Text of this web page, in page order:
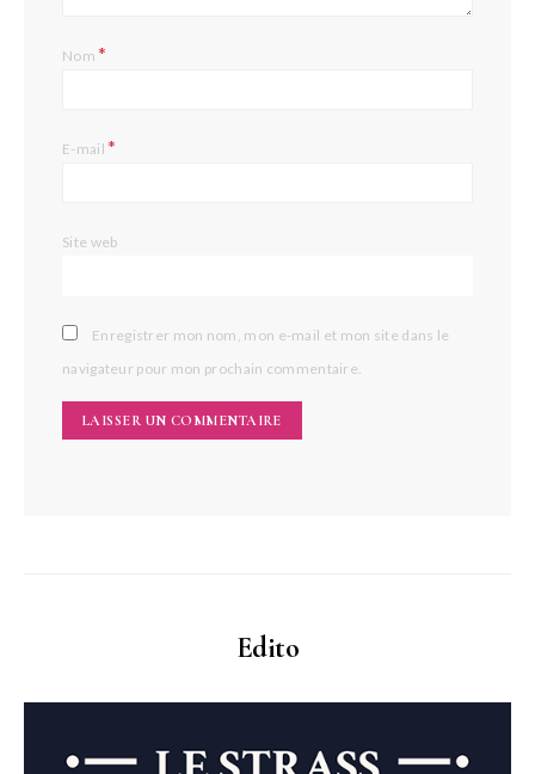
Nom*
E-mail*
Site web
Enregistrer mon nom, mon e-mail et mon site dans le
navigateur pour mon prochain commentaire.
Edito